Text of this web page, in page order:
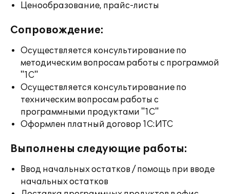
Ценообразование, прайс-листы
Сопровождение:
Осуществляется консультирование по
методическим вопросам работы с программой
"1С"
Осуществляется консультирование по
техническим вопросам работы с
программными продуктами "1С"
Оформлен платный договор 1С:ИТС
Выполнены следующие работы:
Ввод начальных остатков / помощь при вводе
начальных остатков